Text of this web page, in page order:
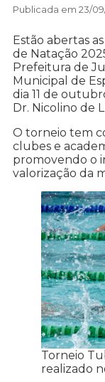
Publicada em 23/
Estão abertas
de Natação
Prefeitura de
Municipal de
dia 11 de
Dr. Nicolino de
O torneio tem
clubes e
promovendo o
valorização da
Torneio
realizado